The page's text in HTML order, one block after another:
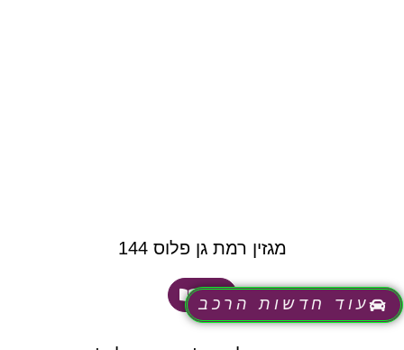
מגזין רמת גן פלוס 144
לעוד
עוד חדשות הרכב